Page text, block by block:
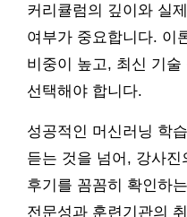
커리큘럼의 깊이와 실
여부가 중요합니다. 이
비중이 높고, 최신 기
선택해야 합니다.
성공적인 머신러닝 학
듣는 것을 넘어, 강사진
후기를 꼼꼼히 확인하
전문성과 훈련기관의